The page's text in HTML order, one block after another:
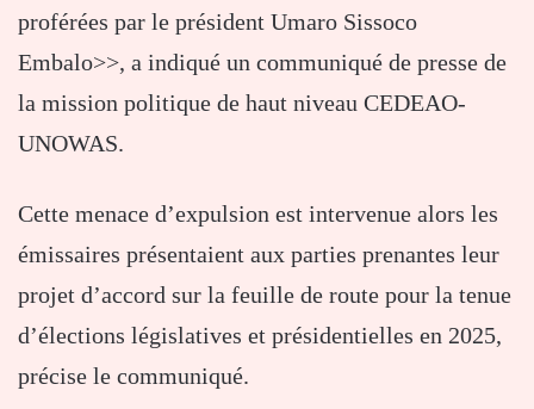
proférées par le président Umaro Sissoco
Embalo>>, a indiqué un communiqué de presse de
la mission politique de haut niveau CEDEAO-
UNOWAS.
Cette menace d’expulsion est intervenue alors les
émissaires présentaient aux parties prenantes leur
projet d’accord sur la feuille de route pour la tenue
d’élections législatives et présidentielles en 2025,
précise le communiqué.